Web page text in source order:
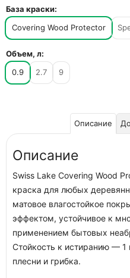
База краски:
Covering Wood Protector
Объем, л:
0.9
2.7 9
Описание
Описание
Swiss Lake Covering Wood
краска для любых
матовое влагостойкое
эффектом, устойчивое к
применением бытовых
Стойкость к истиранию — 1
плесни и грибка.